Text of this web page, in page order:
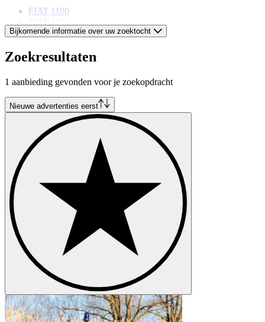
FIAT 1100
FIAT 130
FIAT 2300
FIAT 500
FIAT 600
FIAT Barchetta
FIAT Coupé
FIAT Dino
FIAT Panda
Bijkomende informatie over uw zoektocht
Zoekresultaten
1 aanbieding gevonden voor je zoekopdracht
Nieuwe advertenties eerst